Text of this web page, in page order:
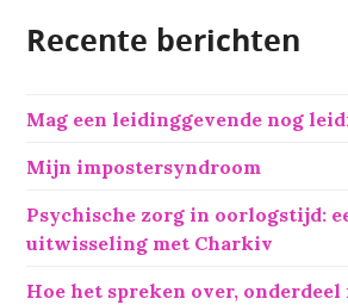
e
a
a
:
Recente berichten
Mag een leidinggevende nog
Mijn impostersyndroom
Psychische zorg in oorlogstijd:
uitwisseling met Charkiv
Hoe het spreken over,